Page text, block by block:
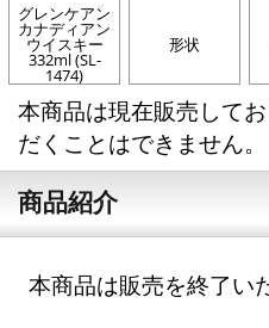
グレンケアン
カナディアン
ウイスキー
332ml (SL-
1474)
形状
本商品は現在販売して
だくことはできません。
商品紹介
本商品は販売を終了い